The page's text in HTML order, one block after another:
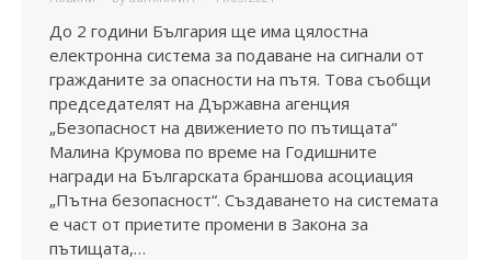
До 2 години България ще има цялостна
електронна система за подаване на сигнали от
гражданите за опасности на пътя. Това съобщи
председателят на Държавна агенция
„Безопасност на движението по пътищата“
Малина Крумова по време на Годишните
награди на Българската браншова асоциация
„Пътна безопасност“. Създаването на системата
е част от приетите промени в Закона за
пътищата,…